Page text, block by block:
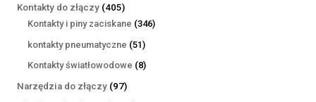
Kontakty do złączy 405405
produktów
Kontakty i piny zaciskane 346346
kontakty pneumatyczne 5151
produktów
Kontakty światłowodowe 88
Narzędzia do złączy 9797